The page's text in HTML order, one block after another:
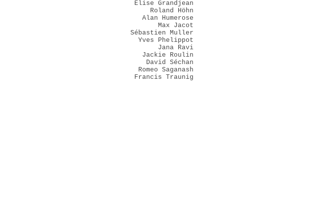
Elise Grandjean
Roland Höhn
Alan Humerose
Max Jacot
Sébastien Muller
Yves Phelippot
Jana Ravi
Jackie Roulin
David Séchan
Romeo Saganash
Francis Traunig